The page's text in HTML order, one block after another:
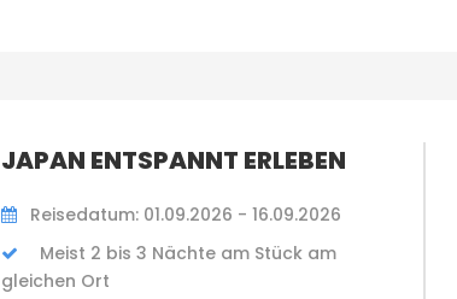
JAPAN ENTSPANNT ERLEBEN
Reisedatum: 01.09.2026 - 16.09.2026
Meist 2 bis 3 Nächte am Stück am
gleichen Ort